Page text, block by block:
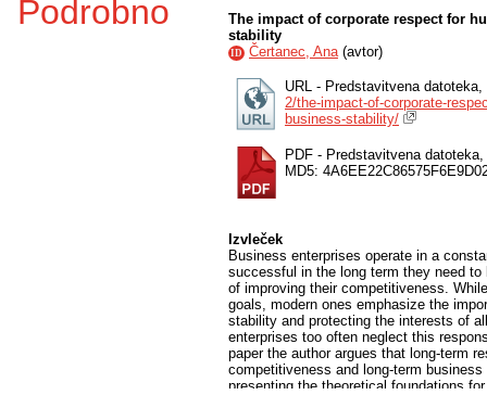
Podrobno
The impact of corporate respect for
stability
ID Čertanec, Ana(avtor)
URL - Predstavitvena
2/the-impact-of-corporate-
business-stability/
PDF - Predstavitvena datoteka,
MD5:
Izvleček
Business enterprises operate in a
successful in the long term they need
of improving their competitiveness.
goals, modern ones emphasize the
stability and protecting the interests of
enterprises too often neglect this
paper the author argues that long-term
competitiveness and long-term
presenting the theoretical foundations